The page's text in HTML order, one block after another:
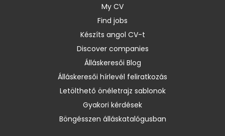
My CV
Find jobs
Készíts angol CV-t
Discover companies
Álláskeresői Blog
Álláskeresői hírlevél feliratkozás
Letölthető önéletrajz sablonok
Gyakori kérdések
Böngésszen álláskatalógusban